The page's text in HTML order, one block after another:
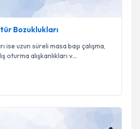
Bozuklukları
ise uzun süreli masa başı çalışma,
oturma alışkanlıkları v...